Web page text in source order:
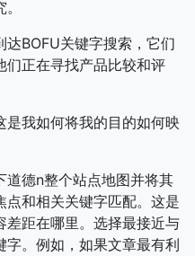
BOFU关键字搜索，它们
们正在寻找产品比较和评
我如何将我的目的如何映
道德n整个站点地图并将其
和相关关键字匹配。这是
差距在哪里。选择最接近与
。例如，如果文章最有利